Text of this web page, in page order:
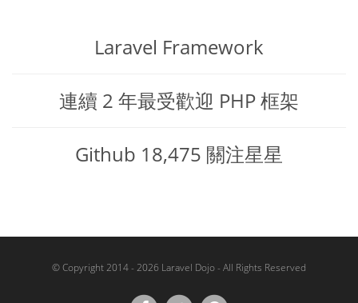
Laravel Framework
連續 2 年最受歡迎 PHP 框架
Github 18,475 關注星星
© Copyright 2014 - 2026 Laravel Dojo - All Rights Reserved